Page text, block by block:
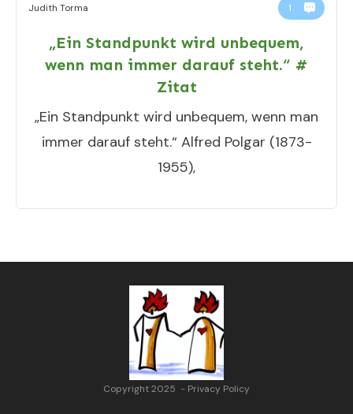
Judith Torma 1
„Ein Standpunkt wird unbequem,
wenn man immer darauf steht.“ #
Zitat
„Ein Standpunkt wird unbequem, wenn man
immer darauf steht.“ Alfred Polgar (1873-
1955),
Copyright 2025 - Privacy Policy